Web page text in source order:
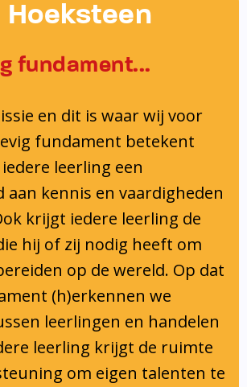
Hoeksteen
fundament...
en dit is waar wij voor
fundament betekent
leerling een
aan kennis en vaardigheden
krijgt iedere leerling de
hij of zij nodig heeft om
op de wereld. Op dat
(h)erkennen we
leerlingen en handelen
leerling krijgt de ruimte
om eigen talenten te